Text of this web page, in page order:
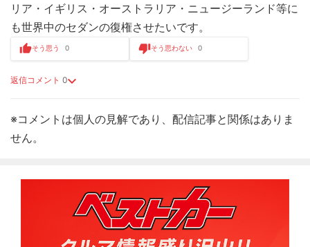
リア・イギリス・オーストラリア・ニュージーランド等に
も世界中のセダンの復権させたいです。
返信コメント 0
そう思う 0 そう思わない 0
※コメントは個人の見解であり、配信記事と関係はありま
せん。